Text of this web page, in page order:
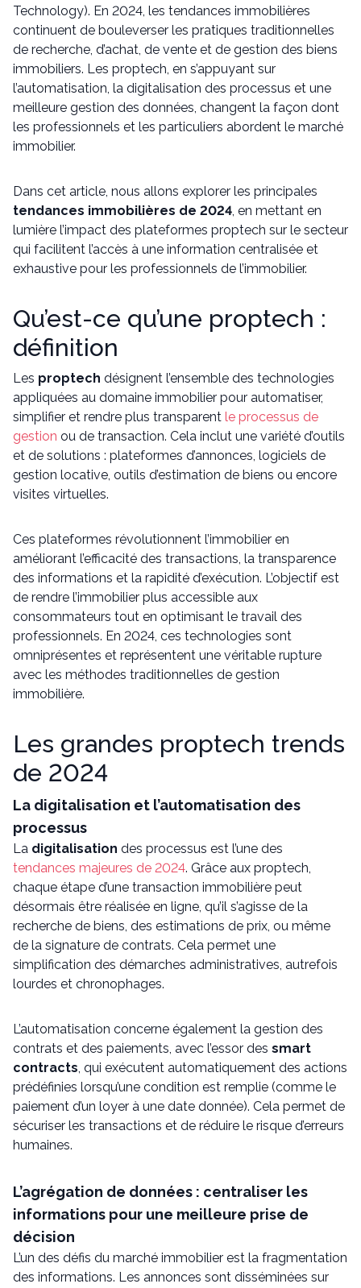
Technology). En 2024, les tendances immobilières
continuent de bouleverser les pratiques traditionnelles
de recherche, d’achat, de vente et de gestion des biens
immobiliers. Les proptech, en s’appuyant sur
l’automatisation, la digitalisation des processus et une
meilleure gestion des données, changent la façon dont
les professionnels et les particuliers abordent le marché
immobilier.
Dans cet article, nous allons explorer les principales
tendances immobilières de 2024, en mettant en
lumière l’impact des plateformes proptech sur le secteur
qui facilitent l’accès à une information centralisée et
exhaustive pour les professionnels de l’immobilier.
Qu’est-ce qu’une proptech :
définition
Les proptech désignent l’ensemble des technologies
appliquées au domaine immobilier pour automatiser,
simplifier et rendre plus transparent le processus de
gestion ou de transaction. Cela inclut une variété d’outils
et de solutions : plateformes d’annonces, logiciels de
gestion locative, outils d’estimation de biens ou encore
visites virtuelles.
Ces plateformes révolutionnent l’immobilier en
améliorant l’efficacité des transactions, la transparence
des informations et la rapidité d’exécution. L’objectif est
de rendre l’immobilier plus accessible aux
consommateurs tout en optimisant le travail des
professionnels. En 2024, ces technologies sont
omniprésentes et représentent une véritable rupture
avec les méthodes traditionnelles de gestion
immobilière.
Les grandes proptech trends
de 2024
La digitalisation et l’automatisation des
processus
La digitalisation des processus est l’une des
tendances majeures de 2024. Grâce aux proptech,
chaque étape d’une transaction immobilière peut
désormais être réalisée en ligne, qu’il s’agisse de la
recherche de biens, des estimations de prix, ou même
de la signature de contrats. Cela permet une
simplification des démarches administratives, autrefois
lourdes et chronophages.
L’automatisation concerne également la gestion des
contrats et des paiements, avec l’essor des smart
contracts, qui exécutent automatiquement des actions
prédéfinies lorsqu’une condition est remplie (comme le
paiement d’un loyer à une date donnée). Cela permet de
sécuriser les transactions et de réduire le risque d’erreurs
humaines.
L’agrégation de données : centraliser les
informations pour une meilleure prise de
décision
L’un des défis du marché immobilier est la fragmentation
des informations. Les annonces sont disséminées sur